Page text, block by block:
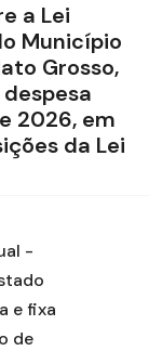
a Lei
Município
Grosso,
2026, em
da Lei
-
e fixa
de